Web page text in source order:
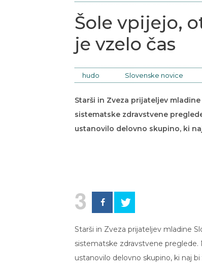
Šole vpijejo,
je vzelo čas
hudo Slovenske novice
Starši in Zveza prijateljev
sistematske zdravstvene
ustanovilo delovno skupino, ki
3
Starši in Zveza prijateljev mladine
sistematske zdravstvene preglede.
ustanovilo delovno skupino, ki naj